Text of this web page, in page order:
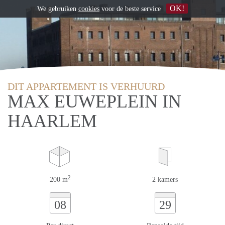
DIT APPARTEMENT IS VERHUURD
MAX EUWEPLEIN IN
HAARLEM
200 m2 2 kamers
08 29
We gebruiken cookies voor de beste service OK!